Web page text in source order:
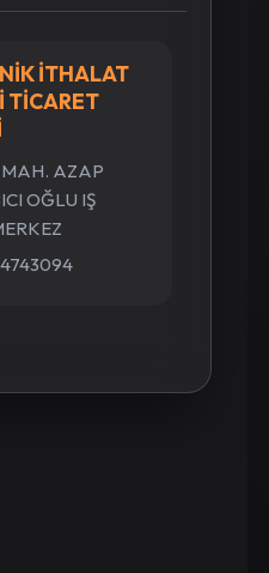
İTHALAT
TİCARET
MAH. AZAP
OĞLU IŞ